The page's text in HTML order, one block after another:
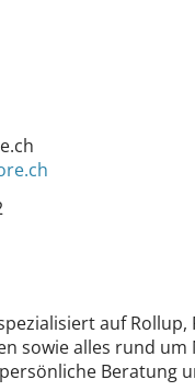
auf
sowie alles rund um
Beratung